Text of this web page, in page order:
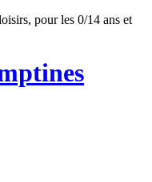
pour les 0/14 ans et